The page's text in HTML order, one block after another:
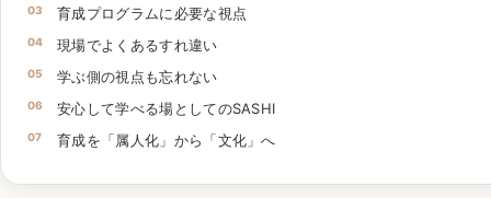
育成プログラムに必要な視点
現場でよくあるすれ違い
学ぶ側の視点も忘れない
安心して学べる場としてのSASHI
育成を「属人化」から「文化」へ